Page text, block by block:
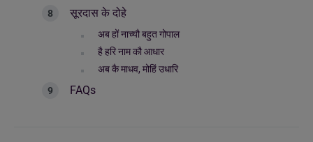
सूरदास के दोहे
अब हों नाच्यौ बहुत गोपाल
है हरि नाम कौ आधार
अब कै माधव, मोहिं उधारि
FAQs